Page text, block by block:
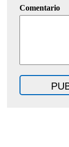
Comentario